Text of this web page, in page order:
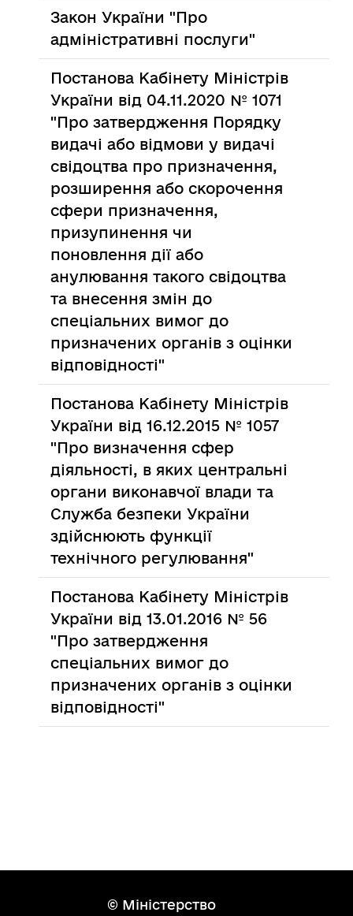
Закон України "Про
адміністративні послуги"
Постанова Кабінету Міністрів
України від 04.11.2020 № 1071
"Про затвердження Порядку
видачі або відмови у видачі
свідоцтва про призначення,
розширення або скорочення
сфери призначення,
призупинення чи
поновлення дії або
анулювання такого свідоцтва
та внесення змін до
спеціальних вимог до
призначених органів з оцінки
відповідності"
Постанова Кабінету Міністрів
України від 16.12.2015 № 1057
"Про визначення сфер
діяльності, в яких центральні
органи виконавчої влади та
Служба безпеки України
здійснюють функції
технічного регулювання"
Постанова Кабінету Міністрів
України від 13.01.2016 № 56
"Про затвердження
спеціальних вимог до
призначених органів з оцінки
відповідності"
© Міністерство